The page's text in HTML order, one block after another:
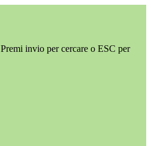
Premi invio per cercare o ESC per